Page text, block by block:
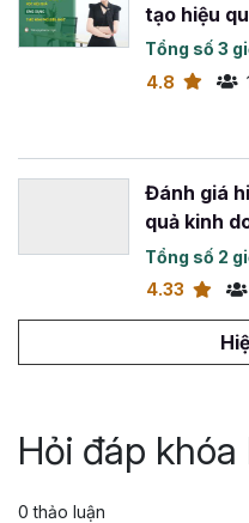
tạo hiệu
tạo phổ
Tổng số 3
4.8
Đánh giá
quả kinh
Tổng số 2
4.33
Tổng số 1
Hỏi đáp khóa
0 thảo luận